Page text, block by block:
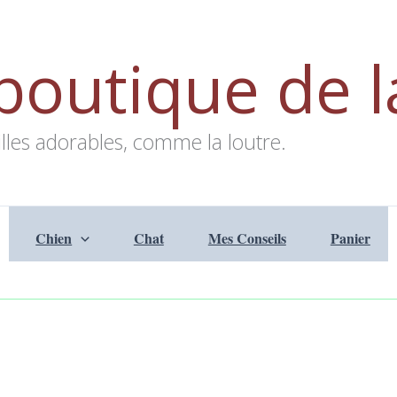
de
adorables, comme la loutre.
Chien Chat Mes Conseils Panier